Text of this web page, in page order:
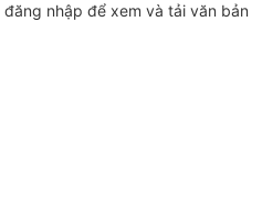
đăng nhập để xem và tải văn bản